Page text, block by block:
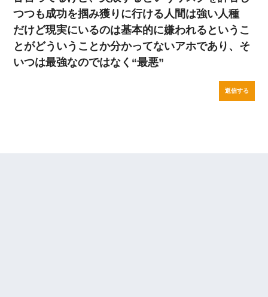
つつも成功を掴み獲りに行ける人間は強い人種
だけど現実にいるのは基本的に嫌われるというこ
とがどういうことか分かってないアホであり、そ
いつは最強なのではなく“最悪”
返信する